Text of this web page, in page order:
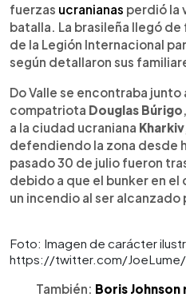
fuerzas ucranianas perdió la
batalla. La brasileña llegó de
de la Legión Internacional
según detallaron sus
Do Valle se encontraba junto
compatriota Douglas Búrigo
a la ciudad ucraniana Kharkiv
defendiendo la zona desde
pasado 30 de julio fueron
debido a que el bunker en
un incendio al ser
Foto: Imagen de carácter
https://twitter.com/
También: Boris